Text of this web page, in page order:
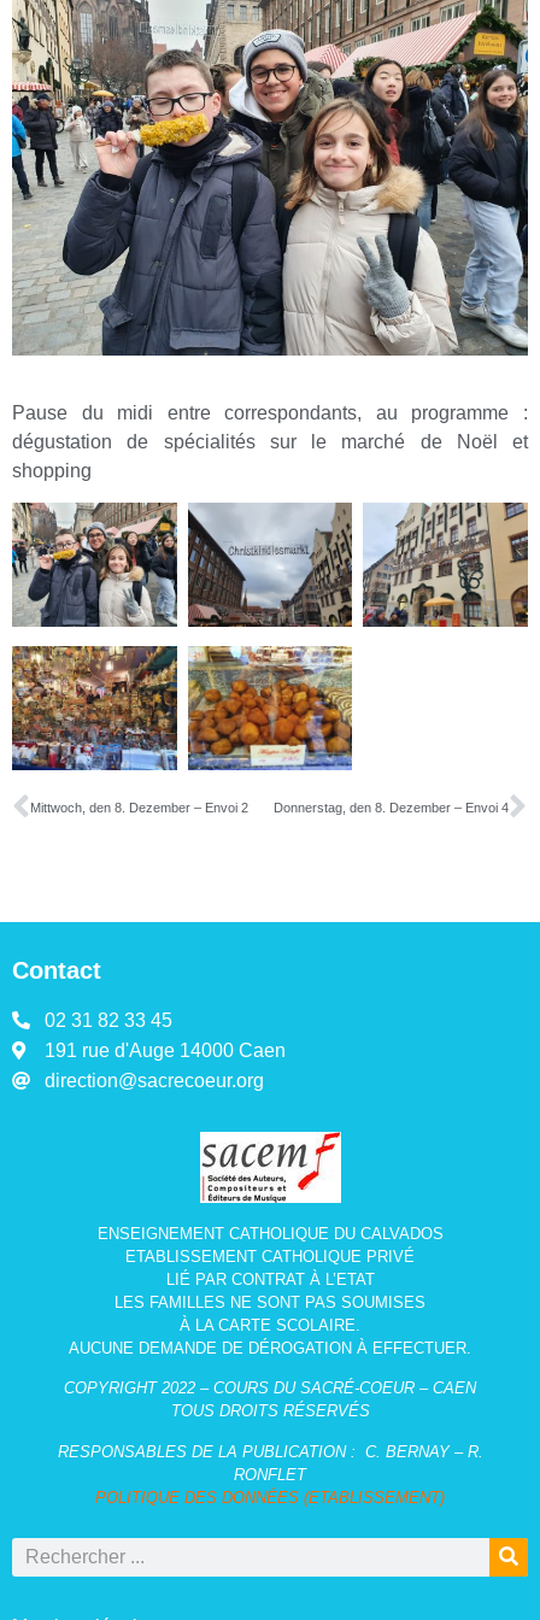
Pause du midi entre correspondants, au programme :
dégustation de spécialités sur le marché de Noël et
shopping
Mittwoch, den 8. Dezember – Envoi 2 Donnerstag, den 8. Dezember – Envoi 4
Contact
02 31 82 33 45
191 rue d'Auge 14000 Caen
direction@sacrecoeur.org
ENSEIGNEMENT CATHOLIQUE DU CALVADOS
ETABLISSEMENT CATHOLIQUE PRIVÉ
LIÉ PAR CONTRAT À L’ETAT
LES FAMILLES NE SONT PAS SOUMISES
À LA CARTE SCOLAIRE.
AUCUNE DEMANDE DE DÉROGATION À EFFECTUER.
COPYRIGHT 2022 – COURS DU SACRÉ-COEUR – CAEN
TOUS DROITS RÉSERVÉS
RESPONSABLES DE LA PUBLICATION : C. BERNAY – R.
RONFLET
POLITIQUE DES DONNÉES (ETABLISSEMENT)